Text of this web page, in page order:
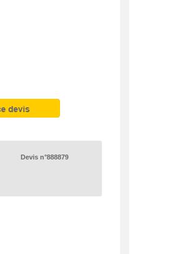
Devis n°888879